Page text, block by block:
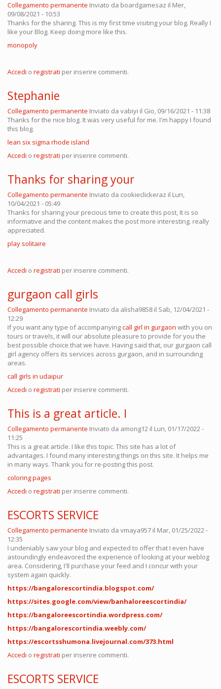
Collegamento permanente Inviato da boardgamesaz il Mer,
09/08/2021 - 10:53
Thanks for the sharing. This is my first time visiting your blog. Really I
like your Blog. Keep doing more like this.
monopoly
Accedi o registrati per inserire commenti.
Stephanie
Collegamento permanente Inviato da vabiyi il Gio, 09/16/2021 - 11:38
Thanks for the nice blog. It was very useful for me. I'm happy I found
this blog.
lean six sigma rhode island
Accedi o registrati per inserire commenti.
Thanks for sharing your
Collegamento permanente Inviato da cookieclickeraz il Lun,
10/04/2021 - 05:49
Thanks for sharing your precious time to create this post, It is so
informative and the content makes the post more interesting. really
appreciated.
play solitaire
Accedi o registrati per inserire commenti.
gurgaon call girls
Collegamento permanente Inviato da alisha9858 il Sab, 12/04/2021 -
12:29
If you want any type of accompanyingcall girl in gurgaon with you on
tours or travels, it will our absolute pleasure to provide for you the
best possible choice that we have. Having said that, our gurgaon call
girl agency offers its services across gurgaon, and in surrounding
areas.
call girls in udaipur
Accedi o registrati per inserire commenti.
This is a great article. I
Collegamento permanente Inviato da among12 il Lun, 01/17/2022 -
11:25
This is a great article. I like this topic. This site has a lot of
advantages. I found many interesting things on this site. It helps me
in many ways. Thank you for re-posting this post.
coloring pages
Accedi o registrati per inserire commenti.
ESCORTS SERVICE
Collegamento permanente Inviato da vmaya957 il Mar, 01/25/2022 -
12:35
I undeniably saw your blog and expected to offer that I even have
astoundingly endeavored the experience of looking at your weblog
area. Considering, I'll purchase your feed and I concur with your
system again quickly.
https://bangalorescortindia.blogspot.com/
https://sites.google.com/view/banhaloreescortindia/
https://bangaloreescortindia.wordpress.com/
https://bangalorescortindia.weebly.com/
https://escortsshumona.livejournal.com/373.html
Accedi o registrati per inserire commenti.
ESCORTS SERVICE